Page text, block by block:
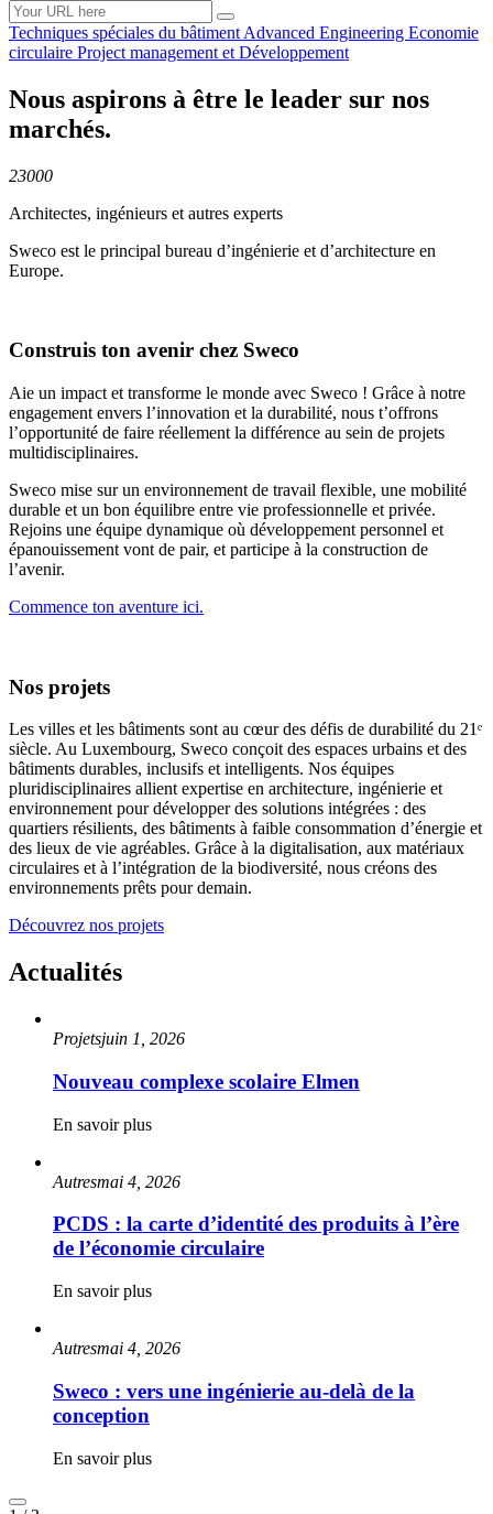
Techniques spéciales du bâtiment Advanced Engineering Economie
circulaire Project management et Développement
Nous aspirons à être le leader sur nos
marchés.
23000
Architectes, ingénieurs et autres experts
Sweco est le principal bureau d’ingénierie et d’architecture en
Europe.
Construis ton avenir chez Sweco
Aie un impact et transforme le monde avec Sweco ! Grâce à notre
engagement envers l’innovation et la durabilité, nous t’offrons
l’opportunité de faire réellement la différence au sein de projets
multidisciplinaires.
Sweco mise sur un environnement de travail flexible, une mobilité
durable et un bon équilibre entre vie professionnelle et privée.
Rejoins une équipe dynamique où développement personnel et
épanouissement vont de pair, et participe à la construction de
l’avenir.
Commence ton aventure ici.
Nos projets
Les villes et les bâtiments sont au cœur des défis de durabilité du 21ᵉ
siècle. Au Luxembourg, Sweco conçoit des espaces urbains et des
bâtiments durables, inclusifs et intelligents. Nos équipes
pluridisciplinaires allient expertise en architecture, ingénierie et
environnement pour développer des solutions intégrées : des
quartiers résilients, des bâtiments à faible consommation d’énergie et
des lieux de vie agréables. Grâce à la digitalisation, aux matériaux
circulaires et à l’intégration de la biodiversité, nous créons des
environnements prêts pour demain.
Découvrez nos projets
Actualités
Projetsjuin 1, 2026
Nouveau complexe scolaire Elmen
En savoir plus
Autresmai 4, 2026
PCDS : la carte d’identité des produits à l’ère
de l’économie circulaire
En savoir plus
Autresmai 4, 2026
Sweco : vers une ingénierie au-delà de la
conception
En savoir plus